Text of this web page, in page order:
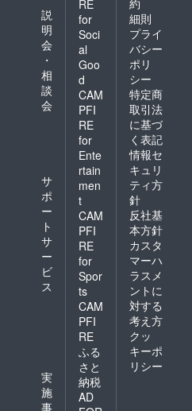
説
明
会
・
相
談
会
サ
ポ
ー
ト
サ
ー
ビ
ス
実
施
事
RE
for
Soci
al
Goo
d
CAM
PFI
RE
for
Ente
rtain
men
t
CAM
PFI
RE
for
Spor
ts
CAM
PFI
RE
ふる
さと
納税
AD
約
細則
プライ
バシー
ポリ
シー
特定商
取引法
に基づ
く表記
情報セ
キュリ
ティ方
針
反社基
本方針
カスタ
マーハ
ラスメ
ントに
対する
考え方
クッ
キーポ
リシー